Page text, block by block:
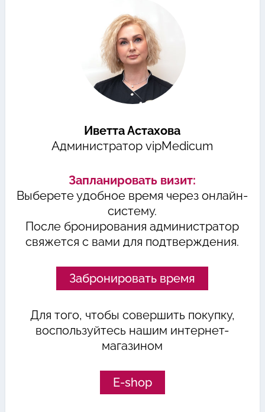
Иветта Астахова
Администратор vipMedicum
Запланировать визит:
Выберете удобное время через онлайн-
систему.
После бронирования администратор
свяжется с вами для подтверждения.
Забронировать время
Для того, чтобы совершить покупку,
воспользуйтесь нашим интернет-
магазином
E-shop